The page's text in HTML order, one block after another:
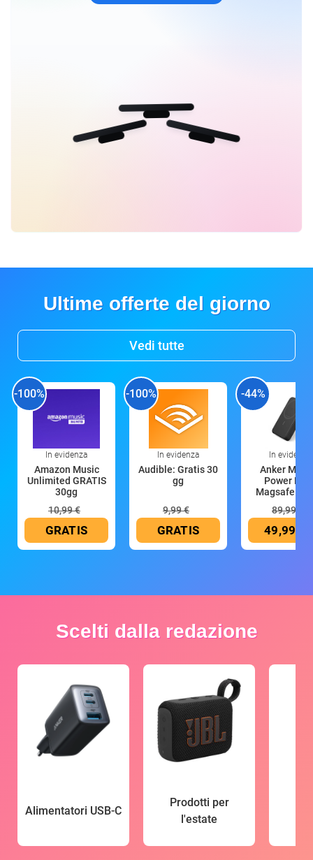
Ultime offerte del giorno
Vedi tutte
-100%
In evidenza
Amazon Music
Unlimited GRATIS
30gg
10,99 €
GRATIS
-100%
In evidenza
Audible: Gratis 30
gg
9,99 €
GRATIS
-44%
In evidenza
Anker
Power
Magsafe
89,99 €
49,99 €
Scelti dalla redazione
Alimentatori USB-C
Prodotti per
l'estate